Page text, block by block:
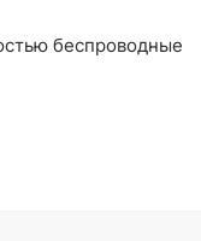
беспроводные